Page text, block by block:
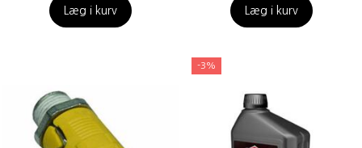
Læg i kurv Læg i kurv
-3%